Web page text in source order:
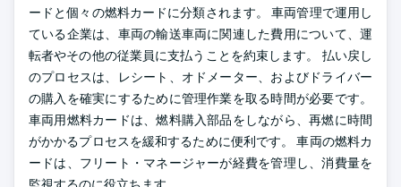
ードと個々の燃料カードに分類されます。 車両管理で運用し
ている企業は、車両の輸送車両に関連した費用について、運
転者やその他の従業員に支払うことを約束します。 払い戻し
のプロセスは、レシート、オドメーター、およびドライバー
の購入を確実にするために管理作業を取る時間が必要です。
車両用燃料カードは、燃料購入部品をしながら、再燃に時間
がかかるプロセスを緩和するために便利です。 車両の燃料カ
ードは、フリート・マネージャーが経費を管理し、消費量を